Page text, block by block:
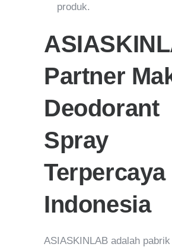
produk.
Partner
Deodorant
Spray
Terpercaya
Indonesia
ASIASKINLAB adalah